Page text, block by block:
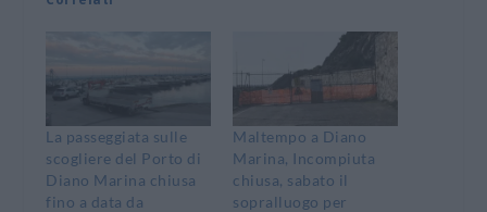
La passeggiata sulle
scogliere del Porto di
Diano Marina chiusa
fino a data da
Maltempo a Diano
Marina, Incompiuta
chiusa, sabato il
sopralluogo per